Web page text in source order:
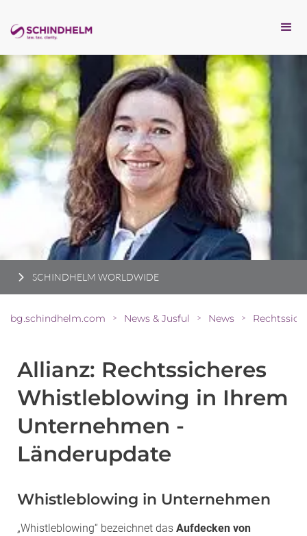
SCHINDHELM WORLDWIDE
bg.schindhelm.com > News & Jusful > News >
Allianz: Rechtssicheres
Whistleblowing in Ihrem
Unternehmen -
Länderupdate
Whistleblowing in Unternehmen
„Whistleblowing“ bezeichnet das Aufdecken von